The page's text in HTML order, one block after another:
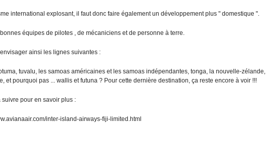
international explosant, il faut donc faire également un développement plus " domestique ".
équipes de pilotes , de mécaniciens et de personne à terre.
ainsi les lignes suivantes :
tuvalu, les samoas américaines et les samoas indépendantes, tonga, la nouvelle-zélande,
et pourquoi pas ... wallis et futuna ? Pour cette dernière destination, ça reste encore à voir !!!
suivre pour en savoir plus :
inter-island-airways-fiji-limited.html